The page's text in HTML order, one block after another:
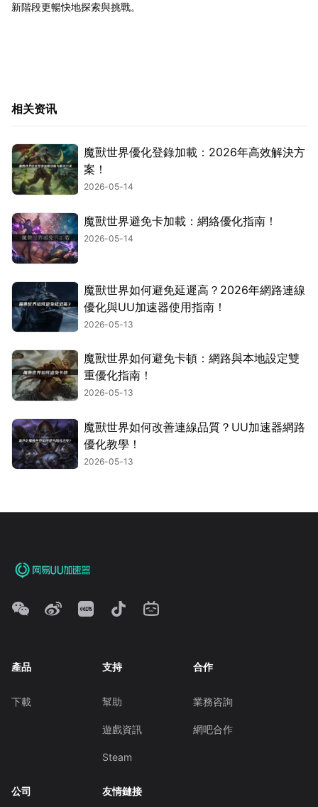
新階段更暢快地探索與挑戰。
相关资讯
魔獸世界優化登錄加載：2026年高效解決方
案！
2026-05-14
魔獸世界避免卡加載：網絡優化指南！
2026-05-14
魔獸世界如何避免延遲高？2026年網路連線
優化與UU加速器使用指南！
2026-05-13
魔獸世界如何避免卡頓：網路與本地設定雙
重優化指南！
2026-05-13
魔獸世界如何改善連線品質？UU加速器網路
優化教學！
2026-05-13
產品
下載
支持
幫助
遊戲資訊
Steam
合作
業務咨詢
網吧合作
公司 友情鏈接